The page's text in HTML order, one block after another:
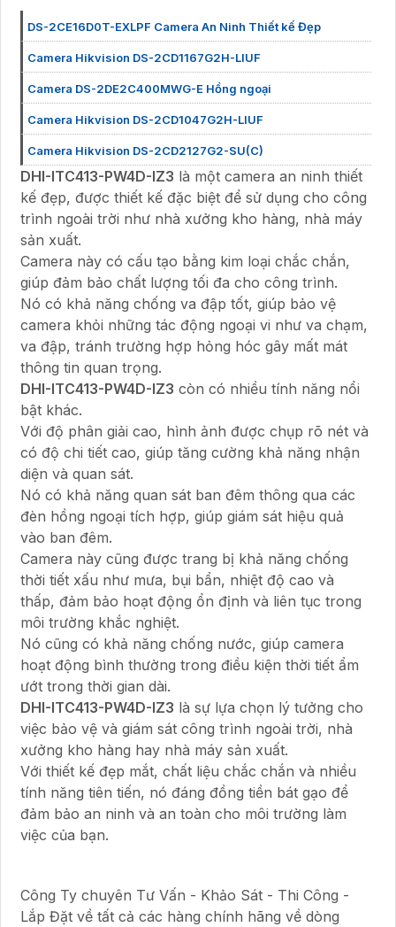
DS-2CE16D0T-EXLPF Camera An Ninh Thiết kế Đẹp
Camera Hikvision DS-2CD1167G2H-LIUF
Camera DS-2DE2C400MWG-E Hồng ngoại
Camera Hikvision DS-2CD1047G2H-LIUF
Camera Hikvision DS-2CD2127G2-SU(C)
DHI-ITC413-PW4D-IZ3 là một camera an ninh thiết
kế đẹp, được thiết kế đặc biệt để sử dụng cho công
trình ngoài trời như nhà xưởng kho hàng, nhà máy
sản xuất.
Camera này có cấu tạo bằng kim loại chắc chắn,
giúp đảm bảo chất lượng tối đa cho công trình.
Nó có khả năng chống va đập tốt, giúp bảo vệ
camera khỏi những tác động ngoại vi như va chạm,
va đập, tránh trường hợp hỏng hóc gây mất mát
thông tin quan trọng.
DHI-ITC413-PW4D-IZ3 còn có nhiều tính năng nổi
bật khác.
Với độ phân giải cao, hình ảnh được chụp rõ nét và
có độ chi tiết cao, giúp tăng cường khả năng nhận
diện và quan sát.
Nó có khả năng quan sát ban đêm thông qua các
đèn hồng ngoại tích hợp, giúp giám sát hiệu quả
vào ban đêm.
Camera này cũng được trang bị khả năng chống
thời tiết xấu như mưa, bụi bẩn, nhiệt độ cao và
thấp, đảm bảo hoạt động ổn định và liên tục trong
môi trường khắc nghiệt.
Nó cũng có khả năng chống nước, giúp camera
hoạt động bình thường trong điều kiện thời tiết ẩm
ướt trong thời gian dài.
DHI-ITC413-PW4D-IZ3 là sự lựa chọn lý tưởng cho
việc bảo vệ và giám sát công trình ngoài trời, nhà
xưởng kho hàng hay nhà máy sản xuất.
Với thiết kế đẹp mắt, chất liệu chắc chắn và nhiều
tính năng tiên tiến, nó đáng đồng tiền bát gạo để
đảm bảo an ninh và an toàn cho môi trường làm
việc của bạn.
Công Ty chuyên Tư Vấn - Khảo Sát - Thi Công -
Lắp Đặt về tất cả các hàng chính hãng về dòng